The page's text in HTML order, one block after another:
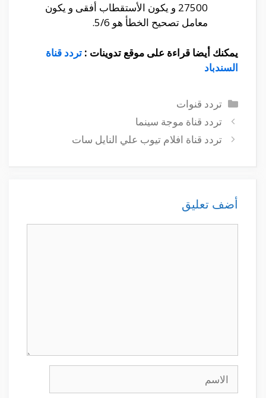
27500 و يكون الأستقطاب أفقى و يكون
معامل تصحيح الخطأ هو 5/6.
يمكنك أيضا قراءة على موقع تدوينات : تردد قناة
السندباد
التصنيفات
تردد قنوات
تردد قناة موجة سينما
تردد قناة افلام تيوب علي النايل سات
أضف تعليق